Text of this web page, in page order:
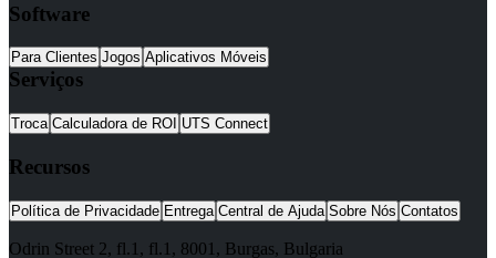
Software
Para Clientes Jogos Aplicativos Móveis
Serviços
Troca Calculadora de ROI UTS Connect
Recursos
Política de Privacidade Entrega Central de Ajuda Sobre Nós Contatos
Odrin Street 2, fl.1 , fl.1, 8001 , Burgas, Bulgaria